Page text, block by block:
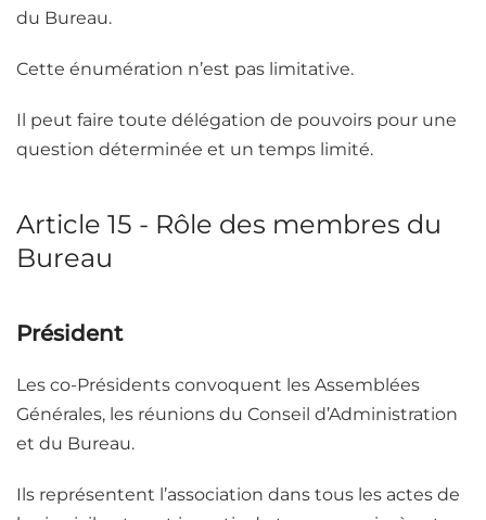
du Bureau.
Cette énumération n’est pas limitative.
Il peut faire toute délégation de pouvoirs pour une
question déterminée et un temps limité.
Article 15 - Rôle des membres du
Bureau
Président
Les co-Présidents convoquent les Assemblées
Générales, les réunions du Conseil d’Administration
et du Bureau.
Ils représentent l’association dans tous les actes de